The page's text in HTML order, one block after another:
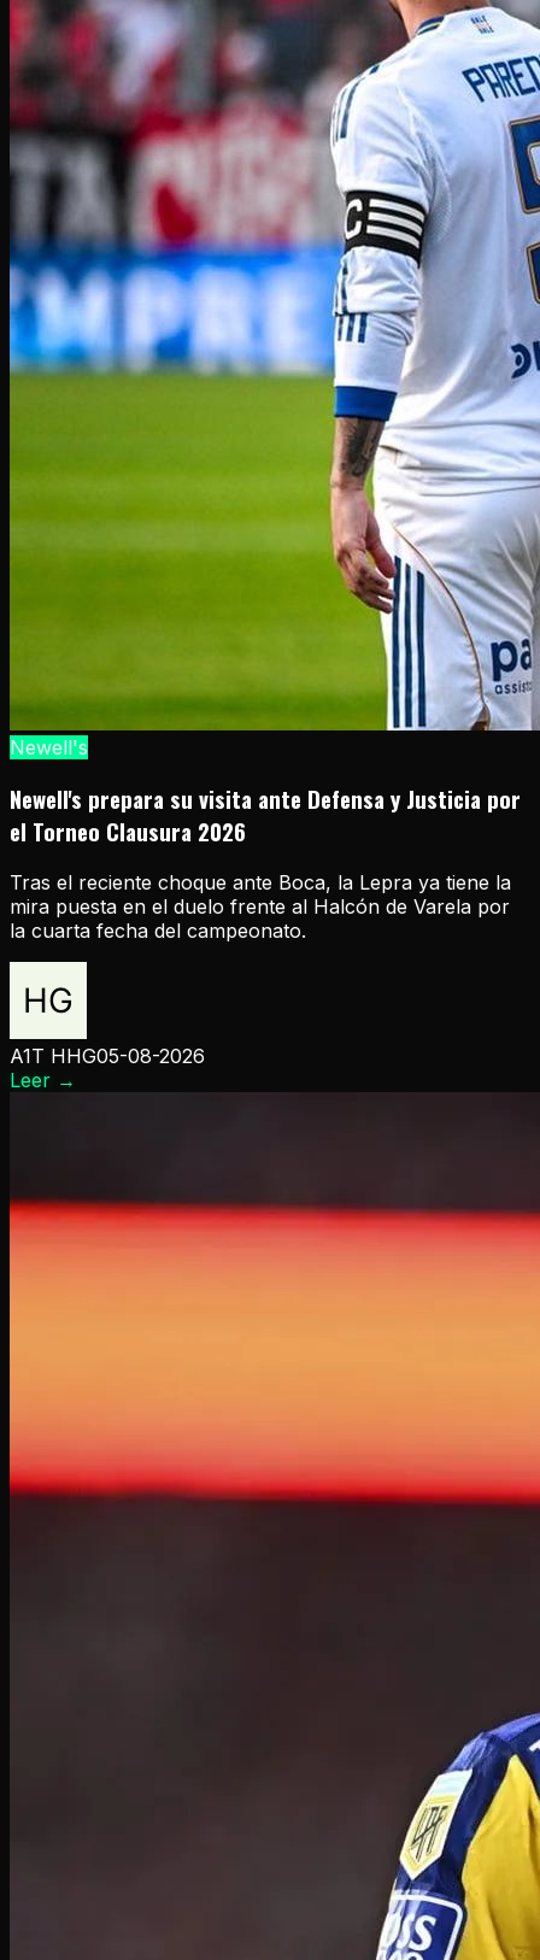
Newell's
Newell's prepara su visita ante Defensa y Justicia por
el Torneo Clausura 2026
Tras el reciente choque ante Boca, la Lepra ya tiene la
mira puesta en el duelo frente al Halcón de Varela por
la cuarta fecha del campeonato.
A1T HHG05-08-2026
Leer →